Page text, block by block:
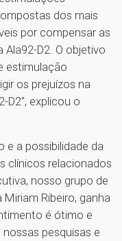
dos mais
por compensar as
D2. O objetivo
estimulação
os prejuízos na
D2", explicou o
a possibilidade da
clínicos relacionados
nosso grupo de
Ribeiro, ganha
é ótimo e
pesquisas e